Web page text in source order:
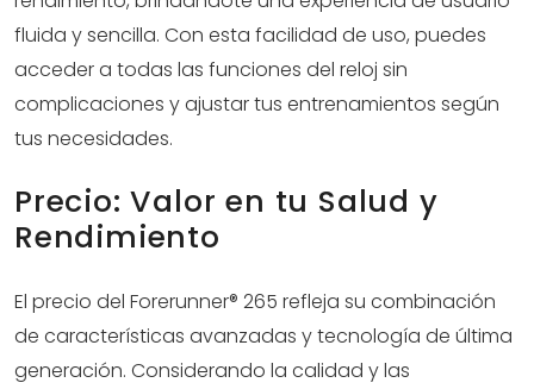
fluida y sencilla. Con esta facilidad de uso, puedes
acceder a todas las funciones del reloj sin
complicaciones y ajustar tus entrenamientos según
tus necesidades.
Precio: Valor en tu Salud y
Rendimiento
El precio del Forerunner® 265 refleja su combinación
de características avanzadas y tecnología de última
generación. Considerando la calidad y las